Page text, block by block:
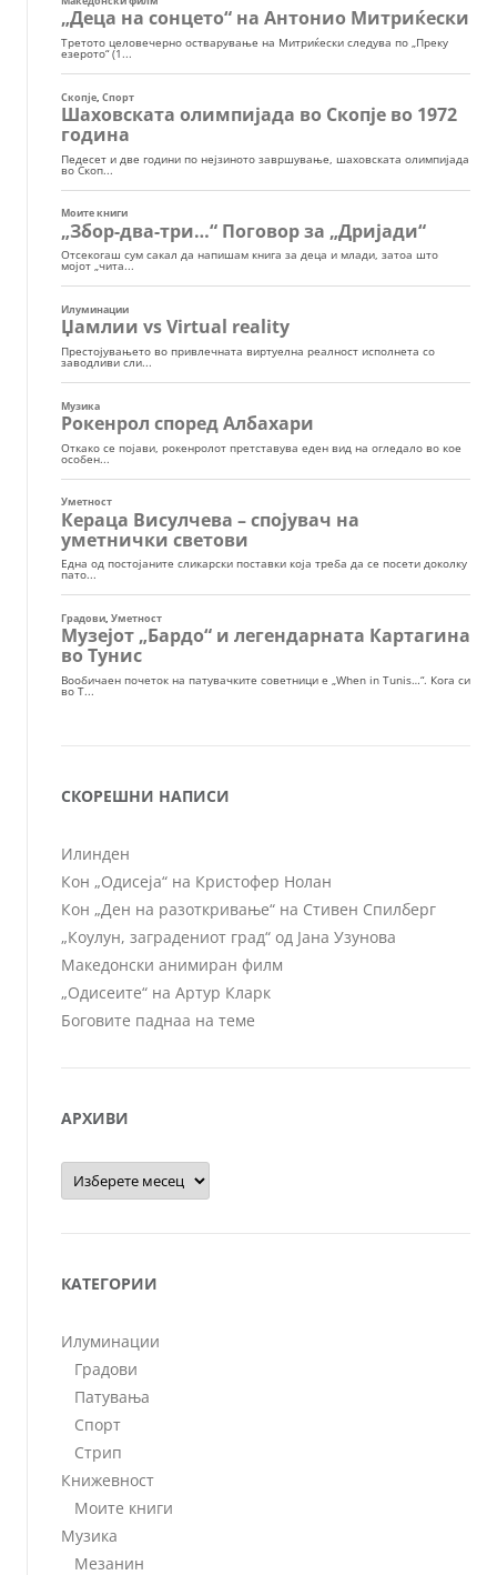
СКОРЕШНИ НАПИСИ
Илинден
Кон „Одисеја“ на Кристофер Нолан
Кон „Ден на разоткривање“ на Стивен Спилберг
„Коулун, заградениот град“ од Јана Узунова
Македонски анимиран филм
„Одисеите“ на Артур Кларк
Боговите паднаа на теме
АРХИВИ
Архиви
КАТЕГОРИИ
Илуминации
Градови
Патувања
Спорт
Стрип
Книжевност
Моите книги
Музика
Мезанин